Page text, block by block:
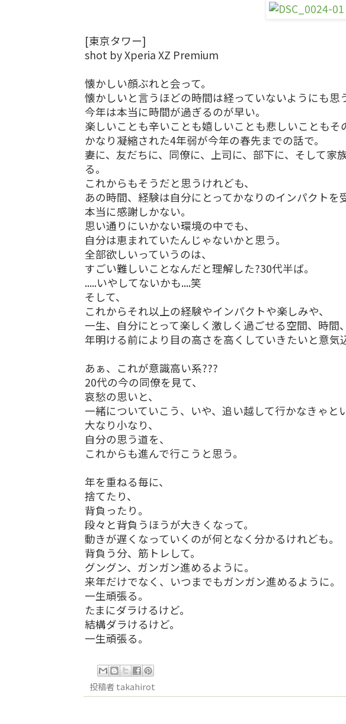
[東京タワー]
shot by Xperia XZ Premium
懐かしい顔ぶれと会って。
懐かしいと言うほどの時間は経っていないようにも思
今年は本当に時間が過ぎるのが早い。
楽しいことも辛いことも嬉しいことも悲しいこともそ
かなり凝縮された4年弱が今年の春先までの話で。
妻に、友だちに、同僚に、上司に、部下に、そして家
る。
これからもそうだと思うけれども、
あの時間、経験は自分にとってかなりのインパクトを
本当に感謝しかない。
思い通りにいかない環境の中でも、
自分は恵まれていたんじゃないかと思う。
全部欲しいっていうのは、
すごい難しいことなんだと理解した?30代半ば。
.....いやしてないかも....笑
そして、
これからそれ以上の経験やインパクトや楽しみや、
一生、自分にとって楽しく激しく過ごせる空間、時間
年明ける前により目の高さを高くしていきたいと意気
あぁ、これが意識高い系???
20代の今の同僚を見て、
哀愁の思いと、
一緒についていこう、いや、追い越して行かなきゃと
大なり小なり、
自分の思う道を、
これからも進んで行こうと思う。
年を重ねる毎に、
捨てたり、
背負ったり。
段々と背負うほうが大きくなって。
動きが遅くなっていくのが何となく分かるけれども。
背負う分、筋トレして。
グングン、ガンガン進めるように。
来年だけでなく、いつまでもガンガン進めるように。
一生頑張る。
たまにダラけるけど。
結構ダラけるけど。
一生頑張る。
投稿者takahirot